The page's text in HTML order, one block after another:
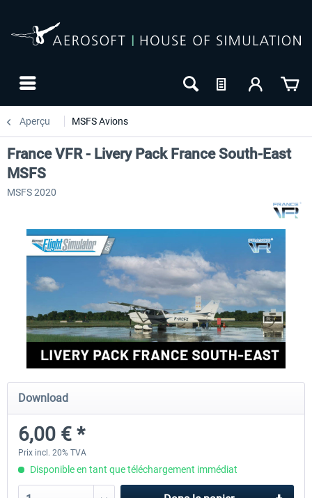
Aperçu MSFS Avions
FlightSim Studio - E-Jets 170/175 Aerosoft Aircraft A340-
France VFR - Livery Pack France South-East
MSFS
MSFS 2020
Download
6,00 € *
Prix incl. 20% TVA
Disponible en tant que téléchargement immédiat